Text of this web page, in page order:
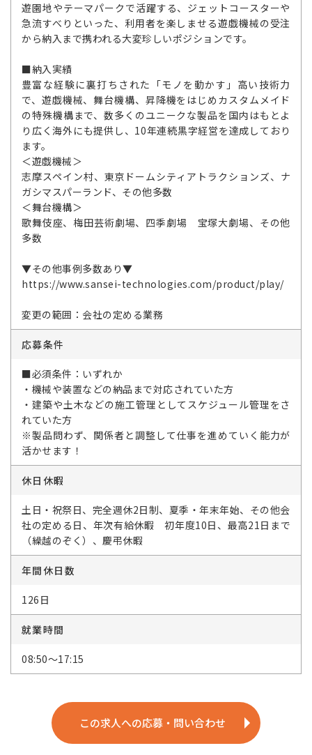
遊園地やテーマパークで活躍する、ジェットコースターや
急流すべりといった、利用者を楽しませる遊戯機械の受注
から納入まで携われる大変珍しいポジションです。
■納入実績
豊富な経験に裏打ちされた「モノを動かす」高い技術力
で、遊戯機械、舞台機構、昇降機をはじめカスタムメイド
の特殊機構まで、数多くのユニークな製品を国内はもとよ
り広く海外にも提供し、10年連続黒字経営を達成しており
ます。
＜遊戯機械＞
志摩スペイン村、東京ドームシティアトラクションズ、ナ
ガシマスパーランド、その他多数
＜舞台機構＞
歌舞伎座、梅田芸術劇場、四季劇場 宝塚大劇場、その他
多数
▼その他事例多数あり▼
https://www.sansei-technologies.com/product/play/
変更の範囲：会社の定める業務
応募条件
■必須条件：いずれか
・機械や装置などの納品まで対応されていた方
・建築や土木などの施工管理としてスケジュール管理をさ
れていた方
※製品問わず、関係者と調整して仕事を進めていく能力が
活かせます！
休日休暇
土日・祝祭日、完全週休2日制、夏季・年末年始、その他会
社の定める日、年次有給休暇 初年度10日、最高21日まで
（繰越のぞく）、慶弔休暇
年間休日数
126日
就業時間
08:50～17:15
この求人への応募・問い合わせ